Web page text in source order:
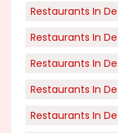
Restaurants In
Restaurants In
Restaurants In
Restaurants In
Restaurants In